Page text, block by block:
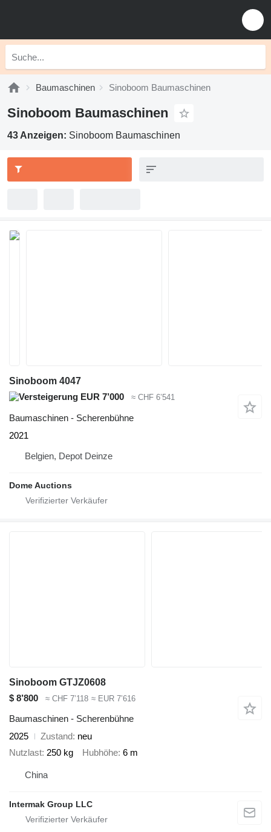
Baumaschinen Sinoboom Baumaschinen
Sinoboom Baumaschinen
43 Anzeigen: Sinoboom Baumaschinen
Sinoboom 4047
EUR 7’000
≈ CHF 6’541
Baumaschinen - Scherenbühne
2021
Belgien, Depot Deinze
Dome Auctions
Sinoboom GTJZ0608
$ 8’800
≈ CHF 7’118 ≈ EUR 7’616
Baumaschinen - Scherenbühne
2025
Zustand neu
Nutzlast 250 kg Hubhöhe 6 m
China
Intermak Group LLC